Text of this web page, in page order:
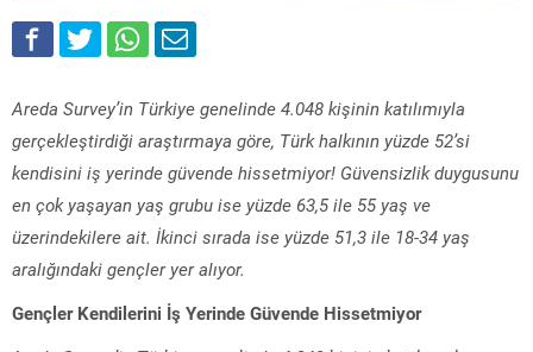
Areda Survey’in Türkiye genelinde 4.048 kişinin katılımıyla
gerçekleştirdiği araştırmaya göre, Türk halkının yüzde 52’si
kendisini iş yerinde güvende hissetmiyor! Güvensizlik duygusunu
en çok yaşayan yaş grubu ise yüzde 63,5 ile 55 yaş ve
üzerindekilere ait. İkinci sırada ise yüzde 51,3 ile 18-34 yaş
aralığındaki gençler yer alıyor.
Gençler Kendilerini İş Yerinde Güvende Hissetmiyor